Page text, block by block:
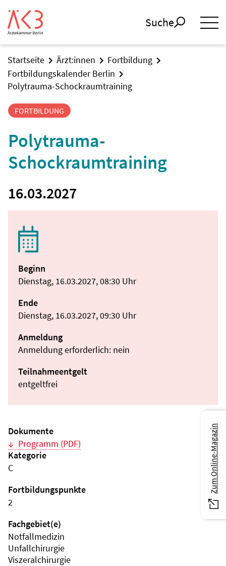
Suche
Startseite Ärzt:innen
Fortbildung
Fortbildungskalender Berlin
Polytrauma-Schockraumtraining
FORTBILDUNG
Polytrauma-
Schockraumtraining
16.03.2027
Beginn
Dienstag, 16.03.2027, 08:30 Uhr
Ende
Dienstag, 16.03.2027, 09:30 Uhr
Anmeldung
Anmeldung erforderlich: nein
Teilnahmeentgelt
entgeltfrei
Dokumente
Programm (PDF)
Kategorie
C
Fortbildungspunkte
2
Fachgebiet(e)
Notfallmedizin
Unfallchirurgie
Viszeralchirurgie
Zum Online-Magazin